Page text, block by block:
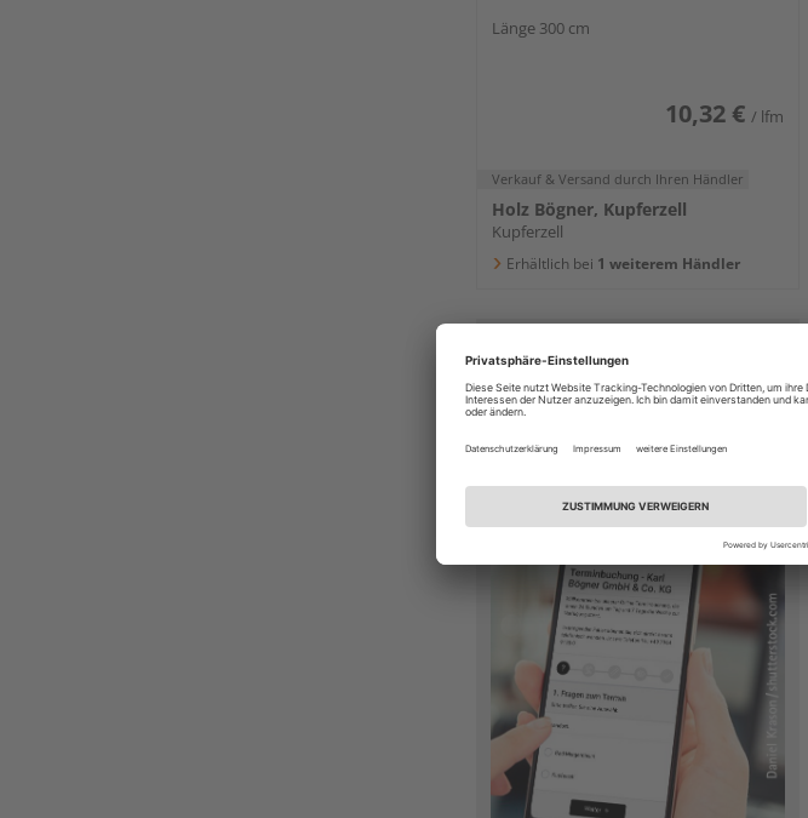
Länge 300 cm
10,32 € / lfm
Verkauf & Versand durch Ihren Händler
Holz Bögner, Kupferzell
Kupferzell
Erhältlich bei 1 weiterem Händler
Vereinbaren Sie Ihren persönlichen
Beratungstermin!